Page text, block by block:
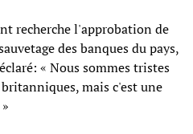
recherche l'approbation de
des banques du pays,
« Nous sommes tristes
mais c'est une